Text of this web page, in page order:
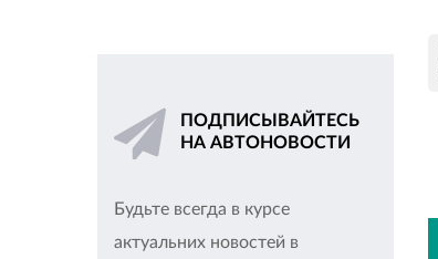
ПОДПИСЫВАЙТЕСЬ
НА АВТОНОВОСТИ
Будьте всегда в курсе
актуальних новостей в